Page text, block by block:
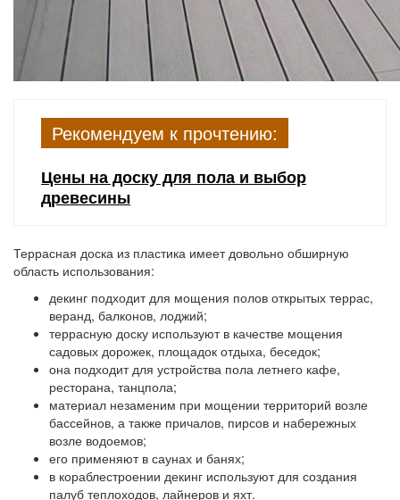
Рекомендуем к прочтению:
Цены на доску для пола и выбор
древесины
Террасная доска из пластика имеет довольно обширную
область использования:
декинг подходит для мощения полов открытых террас,
веранд, балконов, лоджий;
террасную доску используют в качестве мощения
садовых дорожек, площадок отдыха, беседок;
она подходит для устройства пола летнего кафе,
ресторана, танцпола;
материал незаменим при мощении территорий возле
бассейнов, а также причалов, пирсов и набережных
возле водоемов;
его применяют в саунах и банях;
в кораблестроении декинг используют для создания
палуб теплоходов, лайнеров и яхт.